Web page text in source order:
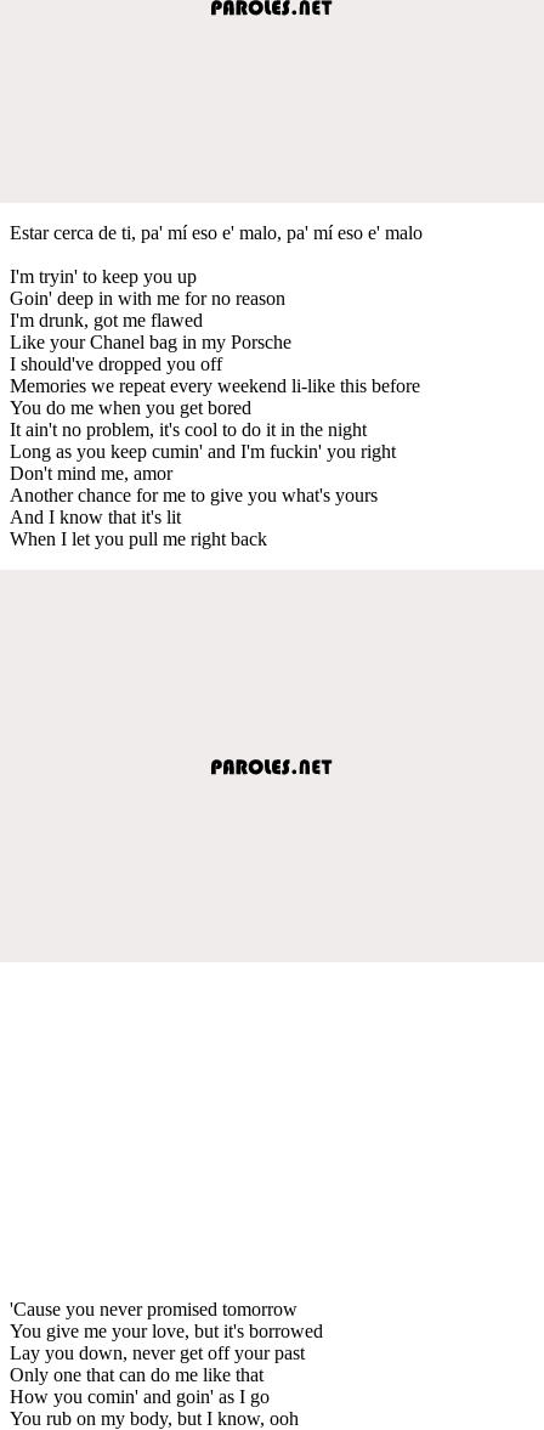
Estar cerca de ti, pa' mí eso e' malo, pa' mí eso e' malo
I'm tryin' to keep you up
Goin' deep in with me for no reason
I'm drunk, got me flawed
Like your Chanel bag in my Porsche
I should've dropped you off
Memories we repeat every weekend li-like this before
You do me when you get bored
It ain't no problem, it's cool to do it in the night
Long as you keep cumin' and I'm fuckin' you right
Don't mind me, amor
Another chance for me to give you what's yours
And I know that it's lit
When I let you pull me right back
'Cause you never promised tomorrow
You give me your love, but it's borrowed
Lay you down, never get off your past
Only one that can do me like that
How you comin' and goin' as I go
You rub on my body, but I know, ooh